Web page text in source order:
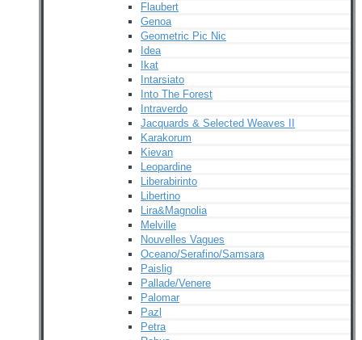
Flaubert
Genoa
Geometric Pic Nic
Idea
Ikat
Intarsiato
Into The Forest
Intraverdo
Jacquards & Selected Weaves II
Karakorum
Kievan
Leopardine
Liberabirinto
Libertino
Lira&Magnolia
Melville
Nouvelles Vagues
Oceano/Serafino/Samsara
Paislig
Pallade/Venere
Palomar
Pazl
Petra